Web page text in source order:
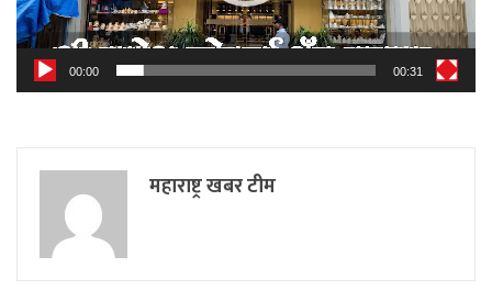
00:00 00:31
महाराष्ट्र खबर टीम